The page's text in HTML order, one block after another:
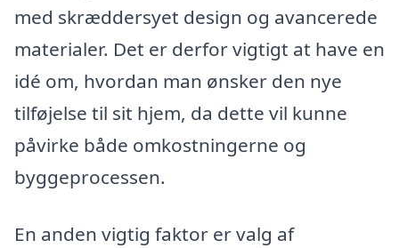
med skræddersyet design og avancerede
materialer. Det er derfor vigtigt at have en
idé om, hvordan man ønsker den nye
tilføjelse til sit hjem, da dette vil kunne
påvirke både omkostningerne og
byggeprocessen.
En anden vigtig faktor er valg af